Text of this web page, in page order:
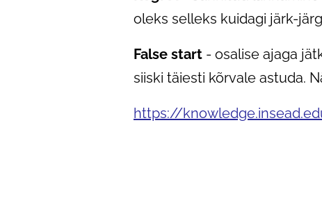
oleks selleks kuidagi järk-
False start - osalise ajaga
siiski täiesti kõrvale astuda.
https://